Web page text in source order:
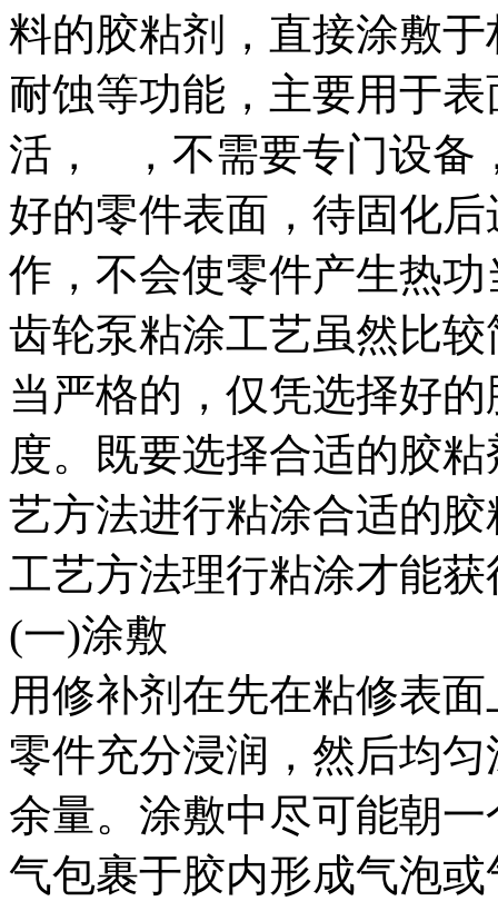
料的胶粘剂，直接涂敷
耐蚀等功能，主要用于
活， ，不需要专门设备
好的零件表面，待固化
作，不会使零件产生热
齿轮泵粘涂工艺虽然比
当严格的，仅凭选择好
度。既要选择合适的胶
艺方法进行粘涂合适的
工艺方法理行粘涂才能
(一)涂敷
用修补剂在先在粘修表
零件充分浸润，然后均
余量。涂敷中尽可能朝
气包裹于胶内形成气泡或